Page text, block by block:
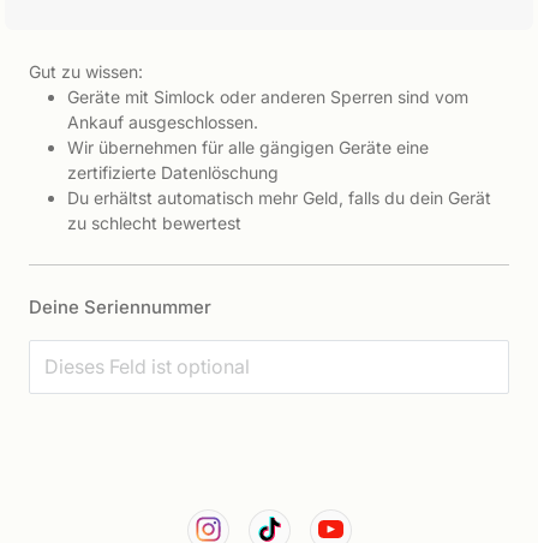
Gut zu wissen:
Geräte mit Simlock oder anderen Sperren sind vom
Ankauf ausgeschlossen.
Wir übernehmen für alle gängigen Geräte eine
zertifizierte Datenlöschung
Du erhältst automatisch mehr Geld, falls du dein Gerät
zu schlecht bewertest
Deine Seriennummer